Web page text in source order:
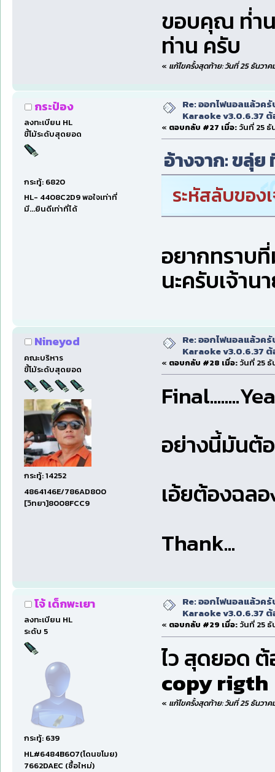
ขอบคุณ ท่่า
ท่าน ครับ
« แก้ไขครั้งสุดท้าย: วันที่ 25 ธันวาค
กระป๋อง
ลงทะเบียน HL
ขี้โม้ระดับสุดยอด
กระทู้: 6820
HL- 4408C2D9 พอใจเท่าที่
มี...ยินดีเท่าที่ได้
Re: ออกไฟนอลแล้วค
Karaoke v3.0.6.37
« ตอบกลับ #27 เมื่อ: วันที่ 25 ธั
อ้างจาก: ขลุ่ย
ระหัสลับของ
อยากทราบ
นะครับเจ้าน
Nineyod
คณะบริหาร
ขี้โม้ระดับสุดยอด
กระทู้: 14252
4864146E/786AD800
[วิทยา]8008FCC9
Re: ออกไฟนอลแล้วค
Karaoke v3.0.6.37
« ตอบกลับ #28 เมื่อ: วันที่ 25 ธั
อย่างนี้มันต้
เอ้ยต้องฉลอ
Thank...
โจ้ เด็กพะเยา
ลงทะเบียน HL
ระดับ 5
กระทู้: 639
HL#6484B607(โดนขโมย)
7662DAEC (ซื้อใหม่)
Re: ออกไฟนอลแล้วค
Karaoke v3.0.6.37
« ตอบกลับ #29 เมื่อ: วันที่ 25 ธั
ไว สุดยอด ต้
copy rigth
« แก้ไขครั้งสุดท้าย: วันที่ 25 ธันวาค